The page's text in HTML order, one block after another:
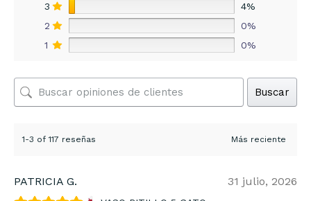
3
4%
2
0%
1
0%
Buscar
1-3 of 117 reseñas
PATRICIA G. 31 julio, 2026